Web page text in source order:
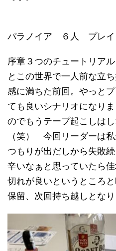
パラノイア ６人 プレイ
序章３つのチュートリア
とこの世界で一人前な立
感に満ちた前回。やっと
ても良いシナリオになり
のでもうテープ起こしは
（笑） 今回リーダーは
つもりが出だしから失敗
辛いなぁと思っていたら
切れが良いというところ
保留、次回持ち越しとなり